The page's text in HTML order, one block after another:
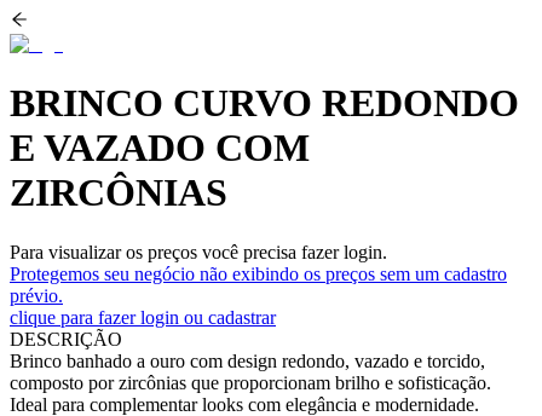
BRINCO CURVO REDONDO
E VAZADO COM
ZIRCÔNIAS
Para visualizar os preços você precisa fazer login.
Protegemos seu negócio não exibindo os preços sem um cadastro
prévio.
clique para fazer login ou cadastrar
DESCRIÇÃO
Brinco banhado a ouro com design redondo, vazado e torcido,
composto por zircônias que proporcionam brilho e sofisticação.
Ideal para complementar looks com elegância e modernidade.